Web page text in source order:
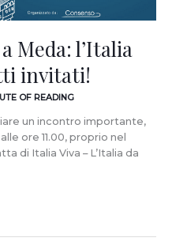
Meda: l’Italia
invitati!
OF READING
un incontro importante,
ore 11.00, proprio nel
di Italia Viva – L’Italia da